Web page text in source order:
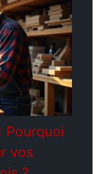
Pourquoi
vos